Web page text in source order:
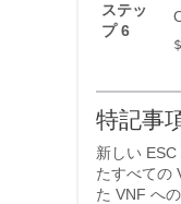
ステッ
プ 6
特記事
新しい
たすべての
た VNF へ